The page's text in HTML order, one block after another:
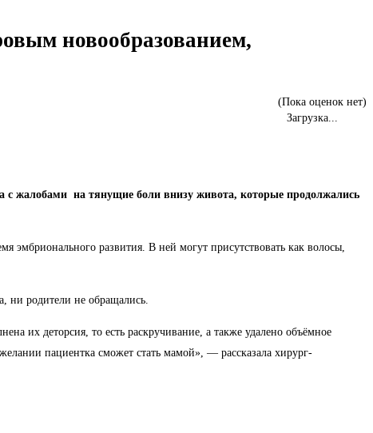
новообразованием,
(Пока оценок нет)
Загрузка...
с жалобами на тянущие боли внизу живота, которые продолжались
эмбрионального развития. В ней могут присутствовать как волосы,
ни родители не обращались.
их деторсия, то есть раскручивание, а также удалено объёмное
пациентка сможет стать мамой», — рассказала хирург-